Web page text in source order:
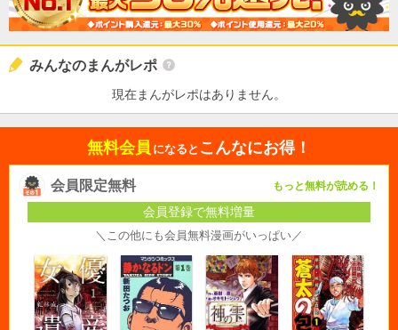
みんなのまんがレポ
現在まんがレポはありません。
無料会員 になると こんなにお得！
会員限定無料 もっと無料が読める！
会員登録で無料増量
＼この他にも会員無料漫画がいっぱい／